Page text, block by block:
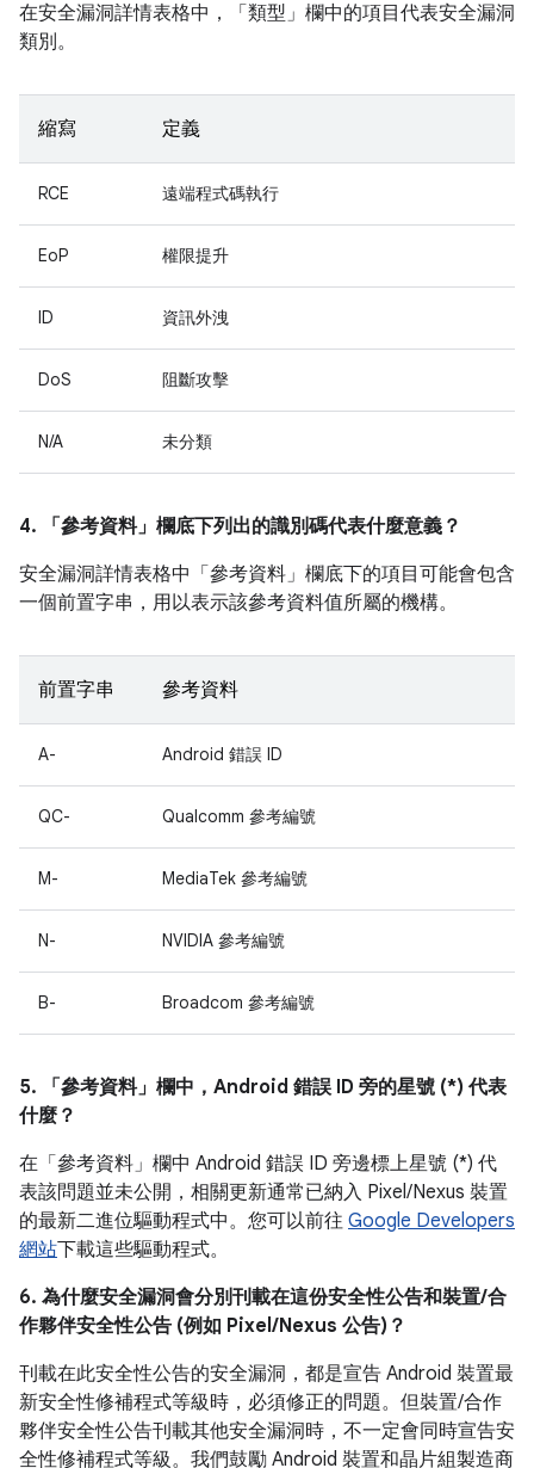
在安全漏洞詳情表格中，「類型」 欄中的項目代表安全漏洞
類別。
縮寫 定義
RCE 遠端程式碼執行
EoP 權限提升
ID 資訊外洩
DoS 阻斷攻擊
N/A 未分類
4. 「參考資料」 欄底下列出的識別碼代表什麼意義？
安全漏洞詳情表格中「參考資料」 欄底下的項目可能會包含
一個前置字串，用以表示該參考資料值所屬的機構。
前置字串 參考資料
A- Android 錯誤 ID
QC- Qualcomm 參考編號
M- MediaTek 參考編號
N- NVIDIA 參考編號
B- Broadcom 參考編號
5. 「參考資料」 欄中，Android 錯誤 ID 旁的星號 (*) 代表
什麼？
在「參考資料」 欄中 Android 錯誤 ID 旁邊標上星號 (*) 代
表該問題並未公開，相關更新通常已納入 Pixel/Nexus 裝置
的最新二進位驅動程式中。您可以前往 Google Developers
網站下載這些驅動程式。
6. 為什麼安全漏洞會分別刊載在這份安全性公告和裝置/合
作夥伴安全性公告 (例如 Pixel/Nexus 公告)？
刊載在此安全性公告的安全漏洞，都是宣告 Android 裝置最
新安全性修補程式等級時，必須修正的問題。但裝置/合作
夥伴安全性公告刊載其他安全漏洞時，不一定會同時宣告安
全性修補程式等級。我們鼓勵 Android 裝置和晶片組製造商